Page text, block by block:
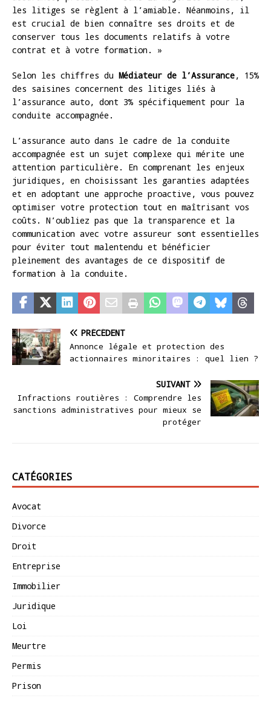
les litiges se règlent à l’amiable. Néanmoins, il
est crucial de bien connaître ses droits et de
conserver tous les documents relatifs à votre
contrat et à votre formation. »
Selon les chiffres du Médiateur de l’Assurance, 15%
des saisines concernent des litiges liés à
l’assurance auto, dont 3% spécifiquement pour la
conduite accompagnée.
L’assurance auto dans le cadre de la conduite
accompagnée est un sujet complexe qui mérite une
attention particulière. En comprenant les enjeux
juridiques, en choisissant les garanties adaptées
et en adoptant une approche proactive, vous pouvez
optimiser votre protection tout en maîtrisant vos
coûts. N’oubliez pas que la transparence et la
communication avec votre assureur sont essentielles
pour éviter tout malentendu et bénéficier
pleinement des avantages de ce dispositif de
formation à la conduite.
PRÉCÉDENT
Annonce légale et protection des
actionnaires minoritaires : quel lien ?
SUIVANT
Infractions routières : Comprendre les
sanctions administratives pour mieux se
protéger
CATÉGORIES
Avocat
Divorce
Droit
Entreprise
Immobilier
Juridique
Loi
Meurtre
Permis
Prison